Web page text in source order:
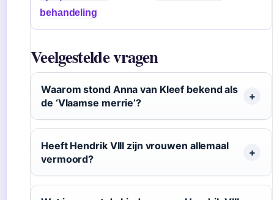
behandeling
Veelgestelde vragen
Waarom stond Anna van Kleef bekend als
de ‘Vlaamse merrie’?
Heeft Hendrik VIII zijn vrouwen allemaal
vermoord?